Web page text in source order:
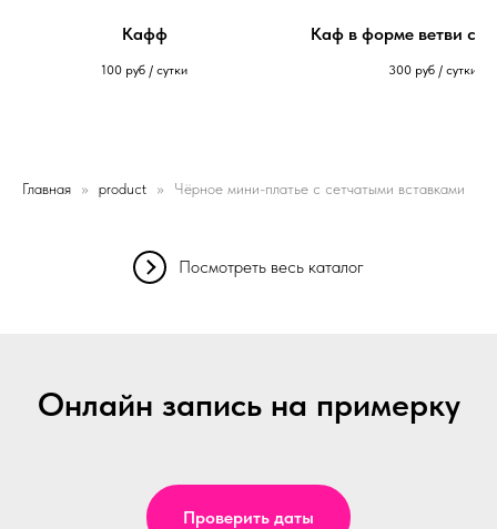
Кафф
100 руб / сутки
Каф в форме ветви с
300 руб / сутки
Главная product Чёрное мини-платье с сетчатыми вставками
Посмотреть весь каталог
Онлайн запись на примерку
Проверить даты